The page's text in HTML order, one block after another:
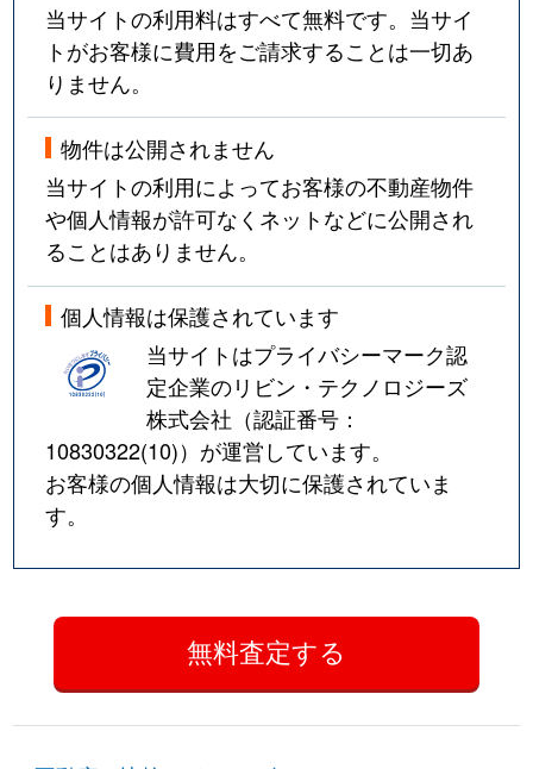
当サイトの利用料はすべて無料です。当サイ
トがお客様に費用をご請求することは一切あ
りません。
物件は公開されません
当サイトの利用によってお客様の不動産物件
や個人情報が許可なくネットなどに公開され
ることはありません。
個人情報は保護されています
当サイトはプライバシーマーク認
定企業のリビン・テクノロジーズ
株式会社（認証番号：
10830322(10)）が運営しています。
お客様の個人情報は大切に保護されていま
す。